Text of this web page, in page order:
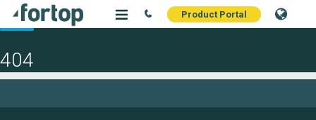
Product Portal
Pagina niet gevonden
404